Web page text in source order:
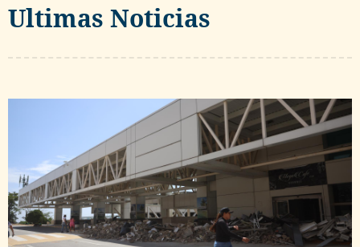
Ultimas Noticias